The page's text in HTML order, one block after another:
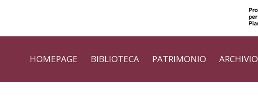
HOMEPAGE BIBLIOTECA PATRIMONIO ARCHIVIO